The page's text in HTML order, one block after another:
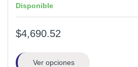
Disponible
$4,690.52
Ver opciones